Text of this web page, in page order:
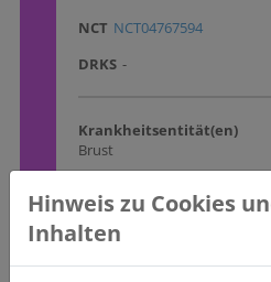
NCT NCT04767594
DRKS -
Krankheitsentität(en)
Brust
Beobachtungsstudie
Wesentliche
Entscheidung für eine
Hinweis zu Cookies
Inhalten